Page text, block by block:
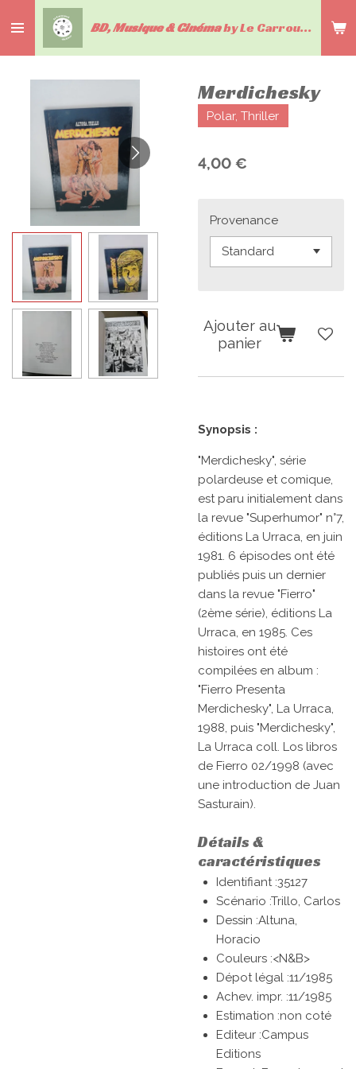
au
contenu
BD, Musique & Cinémaby Le Carrousel du livre
Merdichesky
Polar, Thriller
4,00 €
Provenance
Ajouter au
panier
Synopsis :
"Merdichesky", série
polardeuse et comique,
est paru initialement dans
la revue "Superhumor" n°7,
éditions La Urraca, en juin
1981. 6 épisodes ont été
publiés puis un dernier
dans la revue "Fierro"
(2ème série), éditions La
Urraca, en 1985. Ces
histoires ont été
compilées en album :
"Fierro Presenta
Merdichesky", La Urraca,
1988, puis "Merdichesky",
La Urraca coll. Los libros
de Fierro 02/1998 (avec
une introduction de Juan
Sasturain).
Détails &
caractéristiques
Identifiant :35127
Scénario :Trillo, Carlos
Dessin :Altuna,
Horacio
Couleurs :<N&B>
Dépot légal :11/1985
Achev. impr. :11/1985
Estimation :non coté
Editeur :Campus
Editions